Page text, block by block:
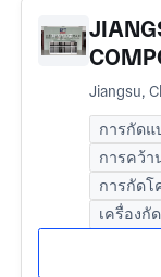
Jiangsu,
การกัดแ
การคว้า
การกัดโ
เครื่องกั